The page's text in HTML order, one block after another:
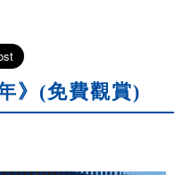
》(免費觀賞)